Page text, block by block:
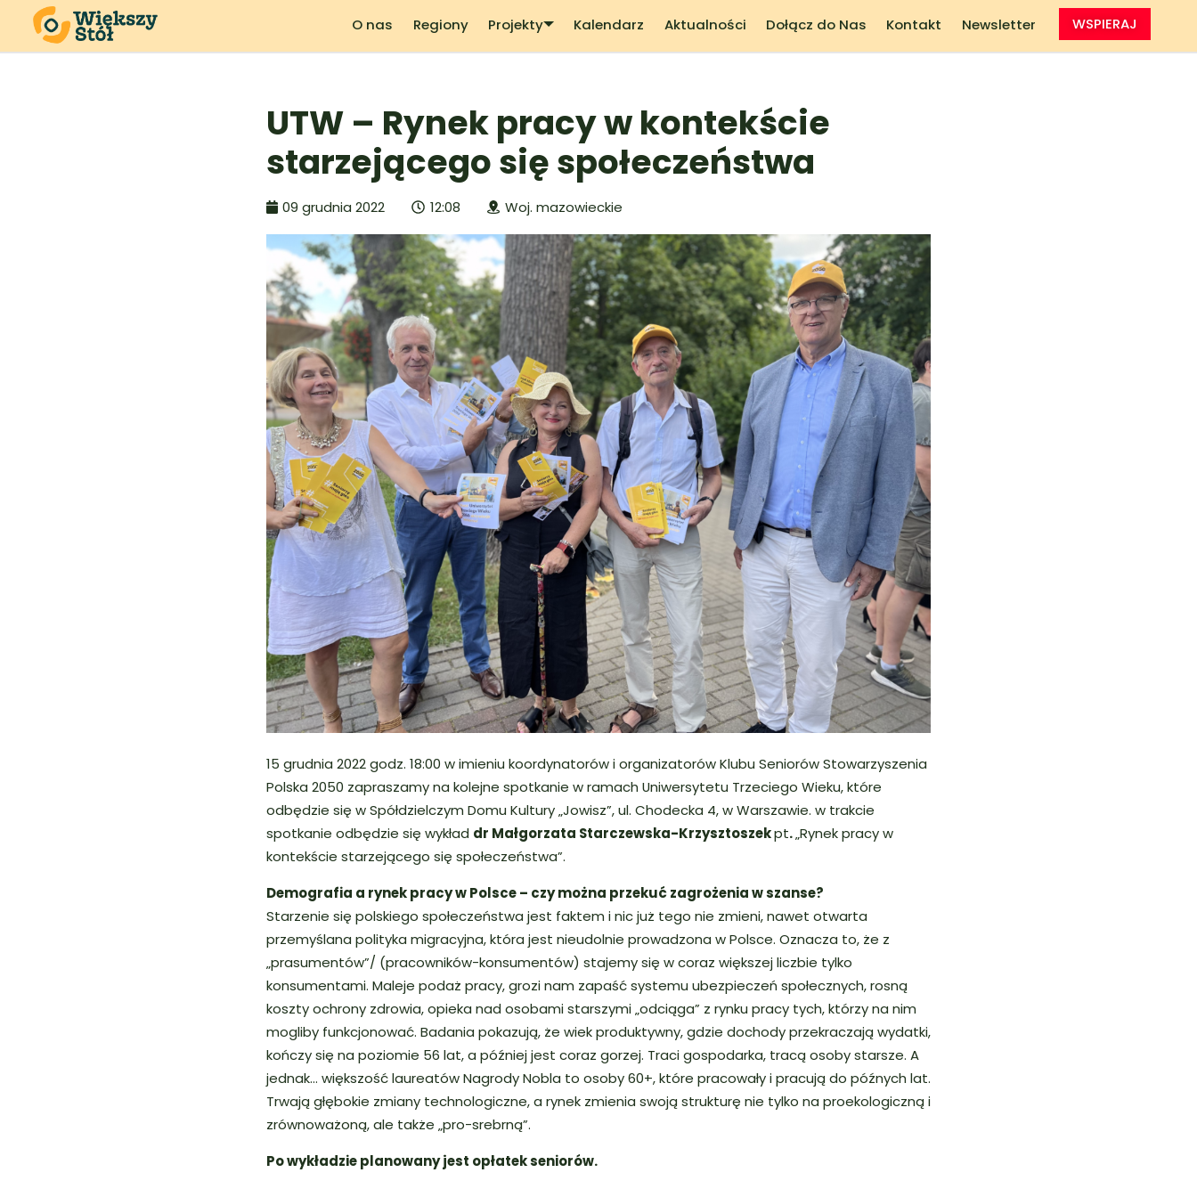
O nas Regiony Projekty Kalendarz Aktualności Dołącz do Nas Kontakt Newsletter WSPIERAJ
UTW – Rynek pracy w kontekście
starzejącego się społeczeństwa
09 grudnia 2022 12:08 Woj. mazowieckie
15 grudnia 2022 godz. 18:00 w imieniu koordynatorów i organizatorów Klubu Seniorów Stowarzyszenia
Polska 2050 zapraszamy na kolejne spotkanie w ramach Uniwersytetu Trzeciego Wieku, które
odbędzie się w Spółdzielczym Domu Kultury „Jowisz”, ul. Chodecka 4, w Warszawie. w trakcie
spotkanie odbędzie się wykład dr Małgorzata Starczewska-Krzysztoszekpt.„Rynek pracy w
kontekście starzejącego się społeczeństwa”.
Demografia a rynek pracy w Polsce – czy można przekuć zagrożenia w szanse?
Starzenie się polskiego społeczeństwa jest faktem i nic już tego nie zmieni, nawet otwarta
przemyślana polityka migracyjna, która jest nieudolnie prowadzona w Polsce. Oznacza to, że z
„prasumentów”/ (pracowników-konsumentów) stajemy się w coraz większej liczbie tylko
konsumentami. Maleje podaż pracy, grozi nam zapaść systemu ubezpieczeń społecznych, rosną
koszty ochrony zdrowia, opieka nad osobami starszymi „odciąga” z rynku pracy tych, którzy na nim
mogliby funkcjonować. Badania pokazują, że wiek produktywny, gdzie dochody przekraczają wydatki,
kończy się na poziomie 56 lat, a później jest coraz gorzej. Traci gospodarka, tracą osoby starsze. A
jednak… większość laureatów Nagrody Nobla to osoby 60+, które pracowały i pracują do późnych lat.
Trwają głębokie zmiany technologiczne, a rynek zmienia swoją strukturę nie tylko na proekologiczną i
zrównoważoną, ale także „pro-srebrną”.
Po wykładzie planowany jest opłatek seniorów.